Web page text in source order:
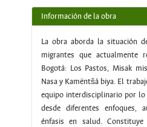
Información de la obra
La obra aborda la situación
migrantes que actualmente
Bogotá: Los Pastos, Misak
Nasa y Kamëntšá biya. El
equipo interdisciplinario por lo
desde diferentes enfoques,
énfasis en salud.